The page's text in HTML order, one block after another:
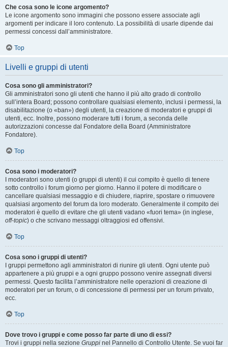
Che cosa sono le icone argomento?
Le icone argomento sono immagini che possono essere associate agli
argomenti per indicare il loro contenuto. La possibilità di usarle dipende dai
permessi concessi dall’amministratore.
Top
Livelli e gruppi di utenti
Cosa sono gli amministratori?
Gli amministratori sono gli utenti che hanno il più alto grado di controllo
sull’intera Board; possono controllare qualsiasi elemento, inclusi i permessi, la
disabilitazione (o «ban») degli utenti, la creazione di moderatori e gruppi di
utenti, ecc. Inoltre, possono moderare tutti i forum, a seconda delle
autorizzazioni concesse dal Fondatore della Board (Amministratore
Fondatore).
Top
Cosa sono i moderatori?
I moderatori sono utenti (o gruppi di utenti) il cui compito è quello di tenere
sotto controllo i forum giorno per giorno. Hanno il potere di modificare o
cancellare qualsiasi messaggio e di chiudere, riaprire, spostare o rimuovere
qualsiasi argomento del forum da loro moderato. Generalmente il compito dei
moderatori è quello di evitare che gli utenti vadano «fuori tema» (in inglese,
off-topic) o che scrivano messaggi oltraggiosi ed offensivi.
Top
Cosa sono i gruppi di utenti?
I gruppi permettono agli amministratori di riunire gli utenti. Ogni utente può
appartenere a più gruppi e a ogni gruppo possono venire assegnati diversi
permessi. Questo facilita l’amministratore nelle operazioni di creazione di
moderatori per un forum, o di concessione di permessi per un forum privato,
ecc.
Top
Dove trovo i gruppi e come posso far parte di uno di essi?
Trovi i gruppi nella sezione Gruppi nel Pannello di Controllo Utente. Se vuoi far